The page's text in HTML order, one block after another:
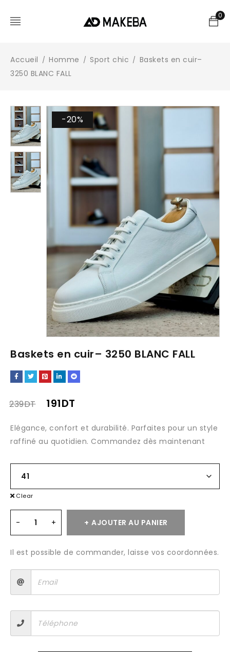
0
Accueil / Homme / Sport chic / Baskets en cuir–
3250 BLANC FALL
-20%
Baskets en cuir– 3250 BLANC FALL
239DT 191DT
Elégance, confort et durabilité. Parfaites pour un style
raffiné au quotidien. Commandez dès maintenant
Clear
AJOUTER AU PANIER
Il est possible de commander, laisse vos coordonnées.